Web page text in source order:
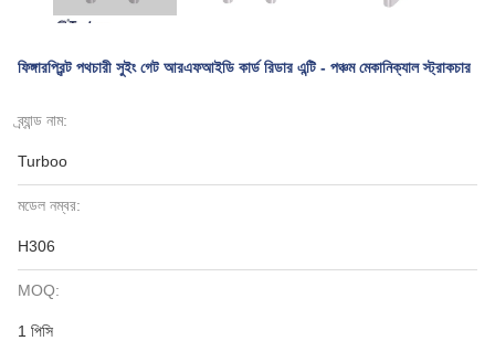
ফিঙ্গারপ্রিন্ট পথচারী সুইং গেট আরএফআইডি কার্ড রিডার এন্টি - পঞ্চম মেকানিক্যাল স্ট্রাকচার
ব্র্যান্ড নাম:
Turboo
মডেল নম্বর:
H306
MOQ:
1 পিসি